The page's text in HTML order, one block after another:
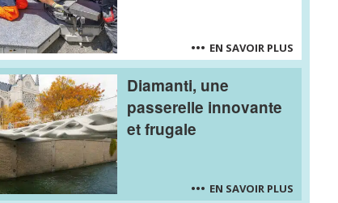
EN SAVOIR PLUS
Diamanti, une
passerelle innovante
et frugale
EN SAVOIR PLUS